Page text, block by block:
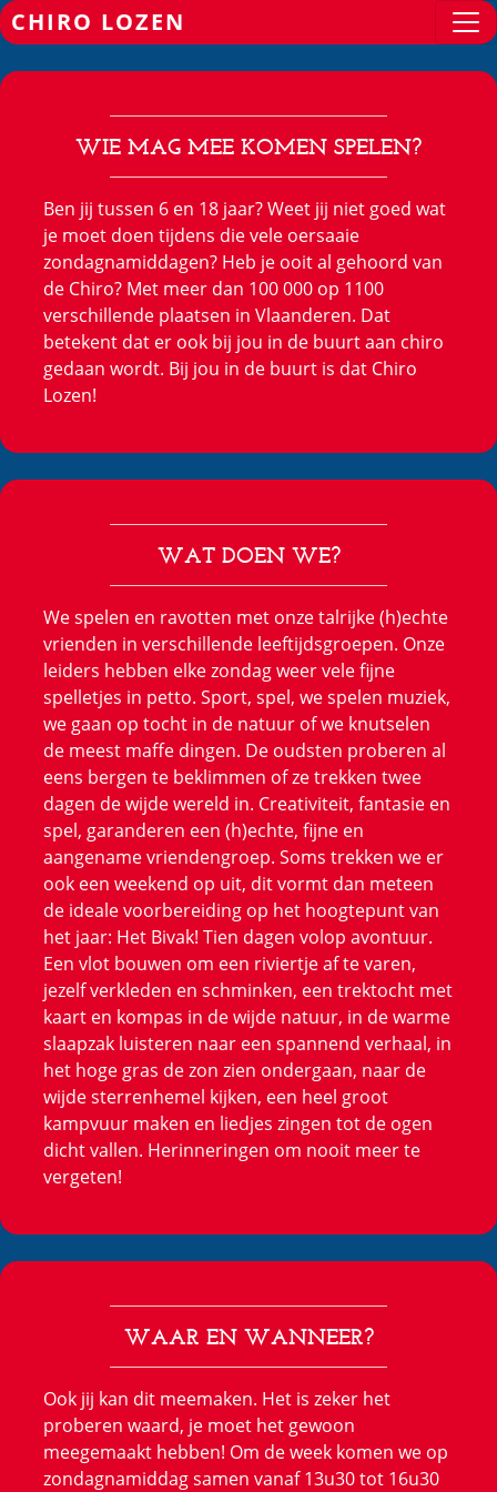
CHIRO LOZEN
WIE MAG MEE KOMEN SPELEN?
Ben jij tussen 6 en 18 jaar? Weet jij niet goed wat
je moet doen tijdens die vele oersaaie
zondagnamiddagen? Heb je ooit al gehoord van
de Chiro? Met meer dan 100 000 op 1100
verschillende plaatsen in Vlaanderen. Dat
betekent dat er ook bij jou in de buurt aan chiro
gedaan wordt. Bij jou in de buurt is dat Chiro
Lozen!
WAT DOEN WE?
We spelen en ravotten met onze talrijke (h)echte
vrienden in verschillende leeftijdsgroepen. Onze
leiders hebben elke zondag weer vele fijne
spelletjes in petto. Sport, spel, we spelen muziek,
we gaan op tocht in de natuur of we knutselen
de meest maffe dingen. De oudsten proberen al
eens bergen te beklimmen of ze trekken twee
dagen de wijde wereld in. Creativiteit, fantasie en
spel, garanderen een (h)echte, fijne en
aangename vriendengroep. Soms trekken we er
ook een weekend op uit, dit vormt dan meteen
de ideale voorbereiding op het hoogtepunt van
het jaar: Het Bivak! Tien dagen volop avontuur.
Een vlot bouwen om een riviertje af te varen,
jezelf verkleden en schminken, een trektocht met
kaart en kompas in de wijde natuur, in de warme
slaapzak luisteren naar een spannend verhaal, in
het hoge gras de zon zien ondergaan, naar de
wijde sterrenhemel kijken, een heel groot
kampvuur maken en liedjes zingen tot de ogen
dicht vallen. Herinneringen om nooit meer te
vergeten!
WAAR EN WANNEER?
Ook jij kan dit meemaken. Het is zeker het
proberen waard, je moet het gewoon
meegemaakt hebben! Om de week komen we op
zondagnamiddag samen vanaf 13u30 tot 16u30